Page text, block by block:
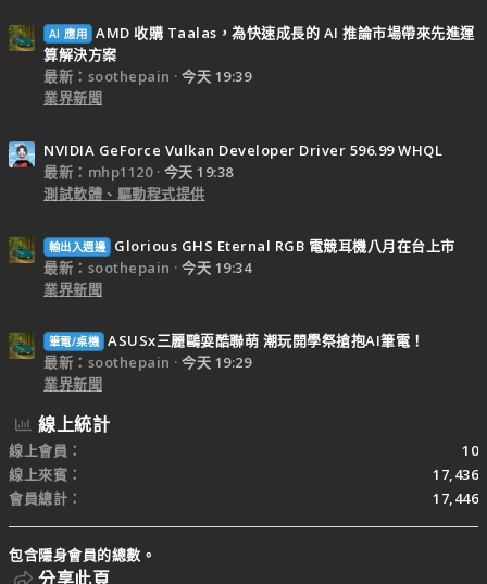
AI 應用 AMD 收購 Taalas，為快速成長的 AI 推論市場帶來先進運
算解決方案
最新：soothepain
今天 19:39
業界新聞
NVIDIA GeForce Vulkan Developer Driver 596.99 WHQL
最新：mhp1120
今天 19:38
測試軟體、驅動程式提供
輸出入週邊
Glorious GHS Eternal RGB 電競耳機八月在台上市
最新：soothepain
今天 19:34
業界新聞
筆電/桌機 ASUSx三麗鷗耍酷聯萌 潮玩開學祭搶抱AI筆電！
最新：soothepain
今天 19:29
業界新聞
線上統計
線上會員
10
線上來賓
17,436
會員總計
17,446
包含隱身會員的總數。
分享此頁